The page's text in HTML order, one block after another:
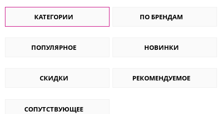
КАТЕГОРИИ ПО БРЕНДАМ
ПОПУЛЯРНОЕ НОВИНКИ
СКИДКИ РЕКОМЕНДУЕМОЕ
СОПУТСТВУЮЩЕЕ